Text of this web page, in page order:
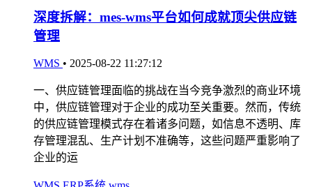
深度拆解：mes-wms平台如何成就顶尖供应链
管理
WMS • 2025-08-22 11:27:12
一、供应链管理面临的挑战在当今竞争激烈的商业环境
中，供应链管理对于企业的成功至关重要。然而，传统
的供应链管理模式存在着诸多问题，如信息不透明、库
存管理混乱、生产计划不准确等，这些问题严重影响了
企业的运